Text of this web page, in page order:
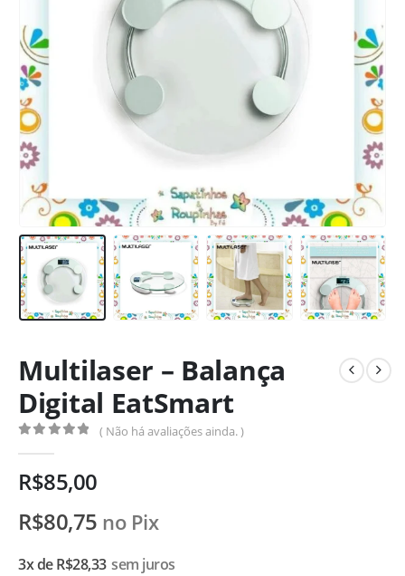
Multilaser – Balança
Digital EatSmart
( Não há avaliações ainda. )
R$85,00
R$80,75 no Pix
3x deR$28,33 sem juros